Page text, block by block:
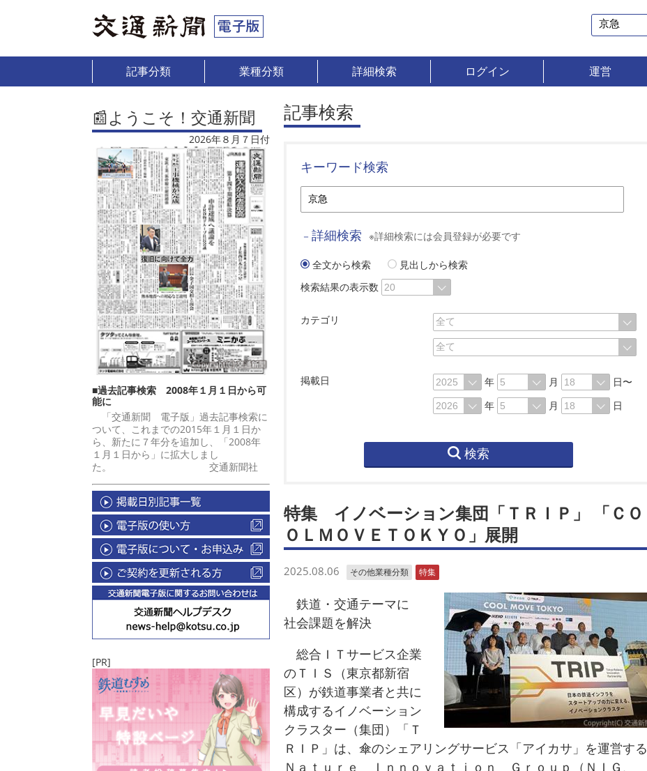
記事分類 業種分類 詳細検索 ログイン 運営
📰ようこそ！交通新聞
2026年８月７日付
■過去記事検索 2008年１月１日から可
能に
「交通新聞 電子版」過去記事検索に
ついて、これまでの2015年１月１日か
ら、新たに７年分を追加し、「2008年
１月１日から」に拡大しまし
た。 交通新聞社
[PR]
記事検索
キーワード検索
－ 詳細検索 ※詳細検索には会員登録が必要です
全文から検索
見出しから検索
検索結果の表示数
カテゴリ
掲載日 年 月
日〜
年
月 日
検索
特集 イノベーション集団「ＴＲＩＰ」 「ＣＯ
ＯＬＭＯＶＥＴＯＫＹＯ」展開
2025.08.06 その他業種分類 特集
鉄道・交通テーマに
社会課題を解決
総合ＩＴサービス企業
のＴＩＳ（東京都新宿
区）が鉄道事業者と共に
構成するイノベーション
クラスター（集団）「Ｔ
ＲＩＰ」は、傘のシェアリングサービス「アイカサ」を運営する
Ｎａｔｕｒｅ Ｉｎｎｏｖａｔｉｏｎ Ｇｒｏｕｐ（ＮＩＧ、